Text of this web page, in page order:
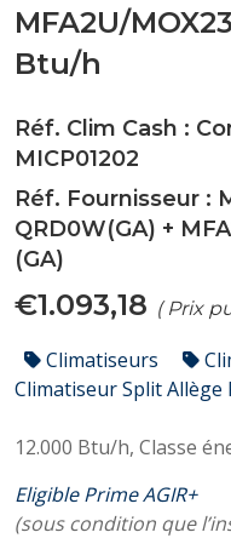
MFA2U/
Btu/h
Réf. Clim Cash :
MICP01202
Réf. Fournisseur :
QRD0W(GA) +
(GA)
€1.093,18 ( Prix
Climatiseurs
Climatiseur Split
12.000 Btu/h, Classe
Eligible Prime AGIR+
(sous condition que